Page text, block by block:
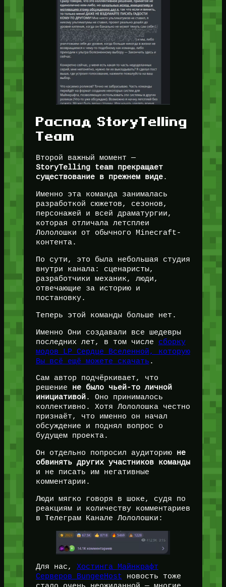
Распад StoryTelling
Team
Второй важный момент —
StoryTelling team прекращает
существование в прежнем виде.
Именно эта команда занималась
разработкой сюжетов, сезонов,
персонажей и всей драматургии,
которая отличала летсплеи
Лололошки от обычного Minecraft-
контента.
По сути, это была небольшая студия
внутри канала: сценаристы,
разработчики механик, люди,
отвечающие за историю и
постановку.
Теперь этой команды больше нет.
Именно Они создавали все шедевры
последних лет, в том числе сборку
модов LP Сердце Вселенной, которую
Вы всё ещё можете скачать .
Сам автор подчёркивает, что
решение не было чьей-то личной
инициативой. Оно принималось
коллективно. Хотя Лололошка честно
признаёт, что именно он начал
обсуждение и поднял вопрос о
будущем проекта.
Он отдельно попросил аудиторию не
обвинять других участников команды
и не писать им негативные
комментарии.
Люди мягко говоря в шоке, судя по
реакциям и количеству комментариев
в Телеграм Канале Лололошки:
Для нас, Хостинга Майнкрафт
Серверов BungeeHost новость тоже